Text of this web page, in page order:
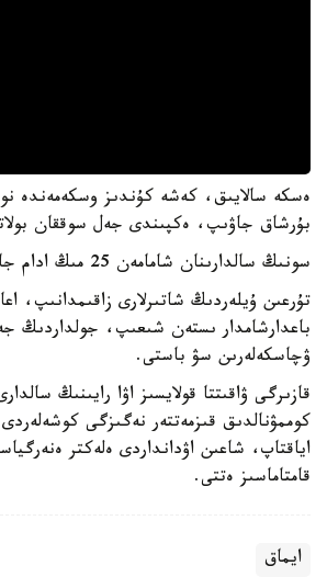
ەسكە سالايىق، كەشە كۇندىز وسكەمەندە
بۇرشاق جاۋىپ، ەكپىندى جەل سوققان
سونىڭ سالدارىنان شامامەن 25 مىڭ ادام جارىقسىز قالدى.
تۇرعىن ۇيلەردىڭ شاتىرلارى زاقىمدانىپ،
باعدارشامدار ىستەن شىعىپ، جولداردىڭ
ۋچاسكەلەرىن سۋ باستى.
قازىرگى ۋاقىتتا قولايسىز اۋا رايىنىڭ
كوممۋنالدىق قىزمەتتەر نەگىزگى كوشەلەردى
اياقتاپ، شاعىن اۋدانداردى ەلەكتر
قامتاماسىز ەتتى.
ايماق